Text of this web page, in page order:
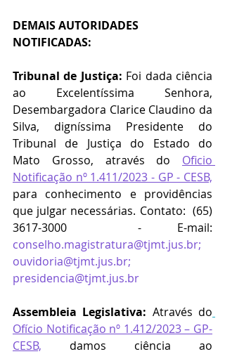
DEMAIS AUTORIDADES
NOTIFICADAS:
Tribunal de Justiça: Foi dada ciência
ao Excelentíssima Senhora,
Desembargadora Clarice Claudino da
Silva, digníssima Presidente do
Tribunal de Justiça do Estado do
Mato Grosso, através do Oficio
Notificação nº 1.411/2023 - GP - CESB,
para conhecimento e providências
que julgar necessárias. Contato: (65)
3617-3000
  -
conselho.magistratura@tjmt.jus.br
ouvidoria@tjmt.jus.br
presidencia@tjmt.jus.br
Assembleia Legislativa: Através do
Ofício Notificação nº 1.412/2023 – GP-
CESB,
damos ciência ao